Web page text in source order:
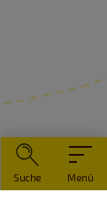
Menü
Suche